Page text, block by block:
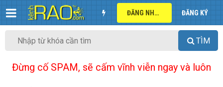
ĐĂNG NHẬP ĐĂNG KÝ
TÌM
Đừng cố SPAM, sẽ cấm vĩnh viễn ngay và luôn